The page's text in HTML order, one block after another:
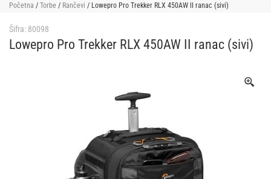
Početna / Torbe / Rančevi / Lowepro Pro Trekker RLX 450AW II ranac (sivi)
Šifra: 80098
Lowepro Pro Trekker RLX 450AW II ranac (sivi)